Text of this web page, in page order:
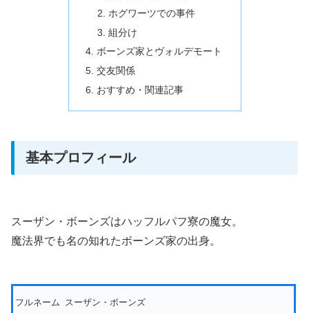
ホグワーツでの事件
組分け
ボーンズ家とヴォルデモート
交友関係
おすすめ・関連記事
基本プロフィール
スーザン・ボーンズはハッフルパフ寮の魔女。
魔法界でも名の知れたボーンズ家の出身。
フルネーム スーザン・ボーンズ